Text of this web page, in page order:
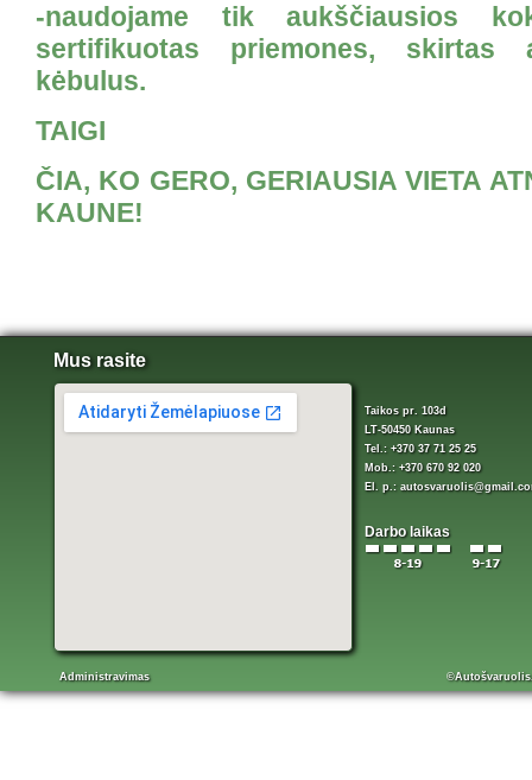
-naudojame tik aukščiausios
sertifikuotas priemones, skirtas
kėbulus.
TAIGI
ČIA, KO GERO, GERIAUSIA VIETA
KAUNE!
Mus rasite
Taikos pr. 103d
LT-50450 Kaunas
Tel.: +370 37 71 25 25
Mob.: +370 670 92 020
El. p.:
Darbo laikas
Administravimas